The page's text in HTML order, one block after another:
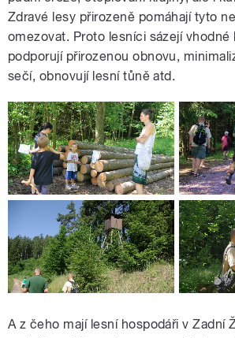
Zdravé lesy přirozeně pomáhají tyto
omezovat. Proto lesníci sázejí vhodné
podporují přirozenou obnovu,
sečí, obnovují lesní tůně atd.
A z čeho mají lesní hospodáři v Zadní